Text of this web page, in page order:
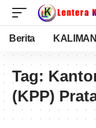
Berita
Tag:
(KPP)